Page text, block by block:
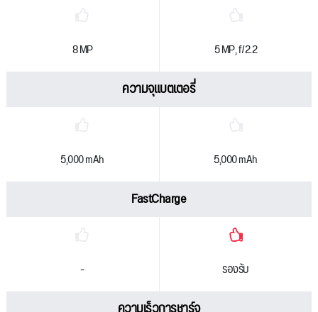
8 MP 5 MP, f/2.2
ความจุแบตเตอรี่
5,000 mAh 5,000 mAh
FastCharge
- รองรับ